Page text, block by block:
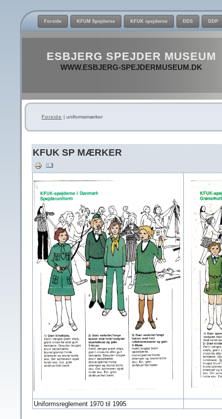
Forside KFUM Spejderne KFUK spejderne DDS DDP
ESBJERG SPEJDER MUSEUM
WWW.ESBJERG-SPEJDERMUSEUM.DK
Forside | uniformsmærker
KFUK SP MÆRKER
Uniformsreglement 1970 til 1995